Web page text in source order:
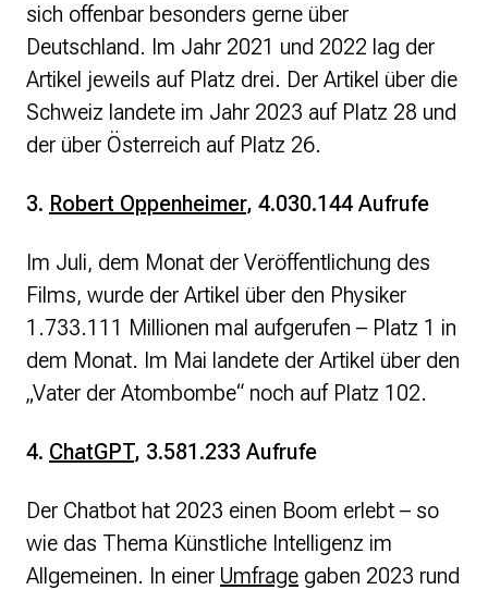
Über uns
Verein
Unsere Werte
Strategie und Ziele
Ansprechpartner*innen
Transparenz
Presse
Suchanfrage
Suchen
Zum Inhalt überspringen
sich offenbar besonders gerne über
Deutschland. Im Jahr 2021 und 2022 lag der
Artikel jeweils auf Platz drei. Der Artikel über die
Schweiz landete im Jahr 2023 auf Platz 28 und
der über Österreich auf Platz 26.
3. Robert Oppenheimer, 4.030.144 Aufrufe
Im Juli, dem Monat der Veröffentlichung des
Films, wurde der Artikel über den Physiker
1.733.111 Millionen mal aufgerufen – Platz 1 in
dem Monat. Im Mai landete der Artikel über den
„Vater der Atombombe“ noch auf Platz 102.
4. ChatGPT, 3.581.233 Aufrufe
Der Chatbot hat 2023 einen Boom erlebt – so
wie das Thema Künstliche Intelligenz im
Allgemeinen. In einer Umfrage gaben 2023 rund